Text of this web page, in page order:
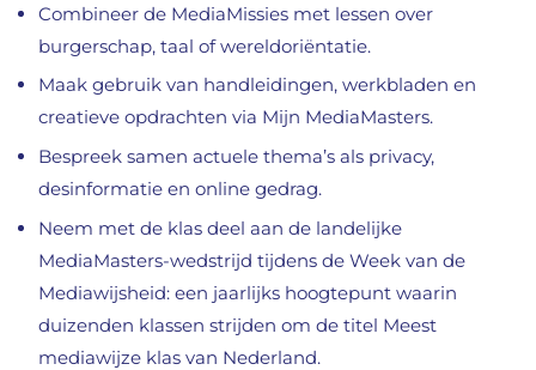
Combineer de MediaMissies met lessen over
burgerschap, taal of wereldoriëntatie.
Maak gebruik van handleidingen, werkbladen en
creatieve opdrachten via Mijn MediaMasters.
Bespreek samen actuele thema’s als privacy,
desinformatie en online gedrag.
Neem met de klas deel aan de landelijke
MediaMasters-wedstrijd tijdens de Week van de
Mediawijsheid: een jaarlijks hoogtepunt waarin
duizenden klassen strijden om de titel Meest
mediawijze klas van Nederland.